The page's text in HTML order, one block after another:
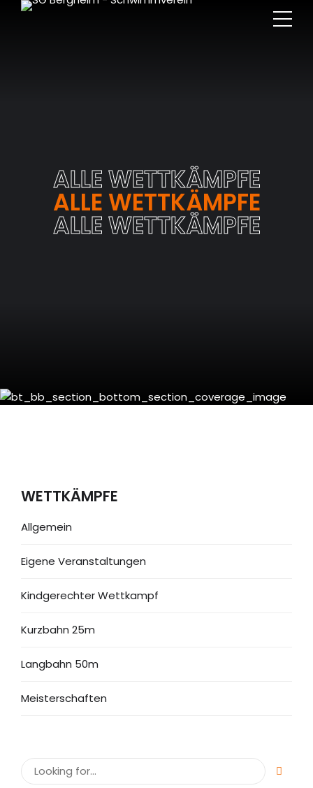
ALLE WETTKÄMPFE
ALLE WETTKÄMPFE
ALLE WETTKÄMPFE
WETTKÄMPFE
Allgemein
Eigene Veranstaltungen
Kindgerechter Wettkampf
Kurzbahn 25m
Langbahn 50m
Meisterschaften